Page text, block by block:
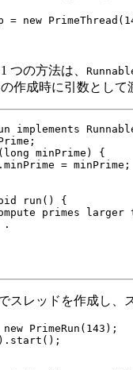
= new
つの方法は、
の作成時に引数として
implements
minPrime) {
= minPrime;
run() {
primes larger
スレッドを作成し、
PrimeRun(143);